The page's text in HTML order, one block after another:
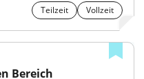
Teilzeit Vollzeit
Bereich